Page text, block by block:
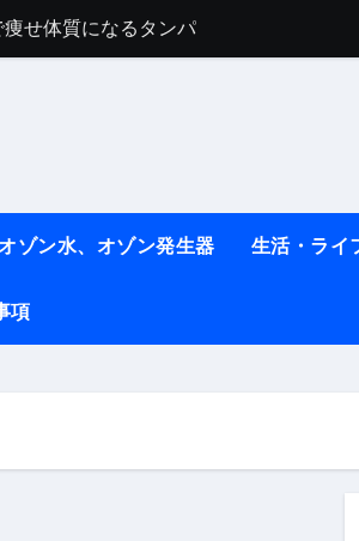
せ体質になるタンパク質3選！
#エクササイズ
説します【健康】
前兆現象を徹底解説【2026】
ゾン水、オゾン発生器 生活・ライ
項